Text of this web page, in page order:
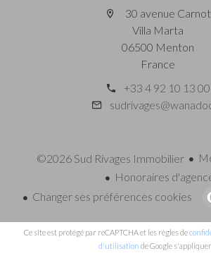
30 avenue Carnot
Villa Marta
06500 Menton
France
+33 4 92 10 13 00
©2026 Sud Rivages Immobilier
Honoraires
Changer ses préférences cookies
Ce site est protégé par reCAPTCHA et les règles de
d'utilisation de Google